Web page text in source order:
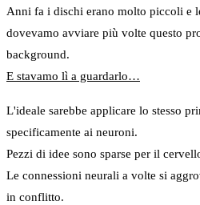
Anni fa i dischi erano molto piccoli e
dovevamo avviare più volte questo
background.
E stavamo lì a guardarlo…
L'ideale sarebbe applicare lo stesso
specificamente ai neuroni.
Pezzi di idee sono sparse per il
Le connessioni neurali a volte si
in conflitto.